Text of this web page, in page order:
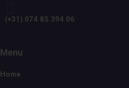
(+31) 074 85 394 06
Menu
Home